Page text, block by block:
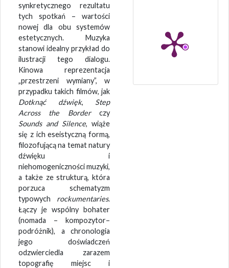
synkretycznego rezultatu
tych spotkań – wartości
nowej dla obu systemów
estetycznych. Muzyka
stanowi idealny przykład do
ilustracji tego dialogu.
Kinowa reprezentacja
„przestrzeni wymiany”, w
przypadku takich filmów, jak
Dotknąć dźwięk, Step
Across the Borderczy
Sounds and Silence, wiąże
się z ich eseistyczną formą,
filozofującą na temat natury
dźwięku i
niehomogeniczności muzyki,
a także ze strukturą, która
porzuca schematyzm
typowych rockumentaries.
Łączy je wspólny bohater
(nomada – kompozytor–
podróżnik), a chronologia
jego doświadczeń
odzwierciedla zarazem
topografię miejsc i